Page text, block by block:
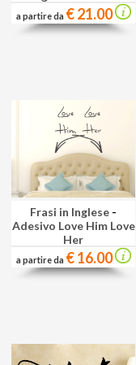
a partire da € 21.00
Frasi in Inglese -
Adesivo Love Him Love
Her
a partire da € 16.00